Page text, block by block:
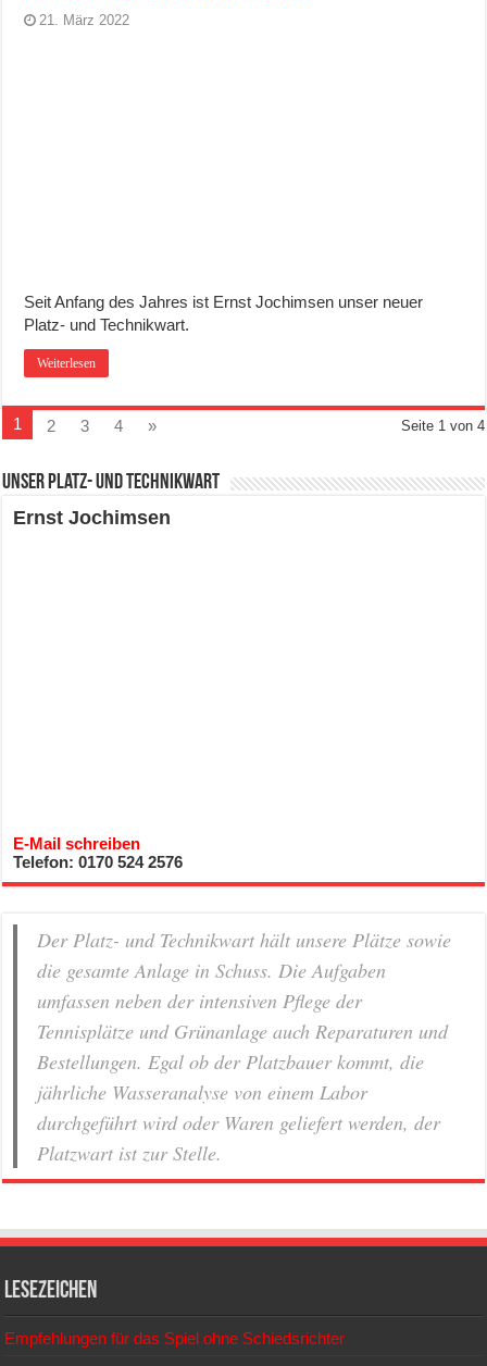
21. März 2022
Seit Anfang des Jahres ist Ernst Jochimsen unser neuer
Platz- und Technikwart.
Weiterlesen
Seite 1 von 4
1 2 3 4 »
Unser Platz- und Technikwart
Ernst Jochimsen
E-Mail schreiben
Telefon: 0170 524 2576
Der Platz- und Technikwart hält unsere Plätze sowie
die gesamte Anlage in Schuss. Die Aufgaben
umfassen neben der intensiven Pflege der
Tennisplätze und Grünanlage auch Reparaturen und
Bestellungen. Egal ob der Platzbauer kommt, die
jährliche Wasseranalyse von einem Labor
durchgeführt wird oder Waren geliefert werden, der
Platzwart ist zur Stelle.
Lesezeichen
Empfehlungen für das Spiel ohne Schiedsrichter